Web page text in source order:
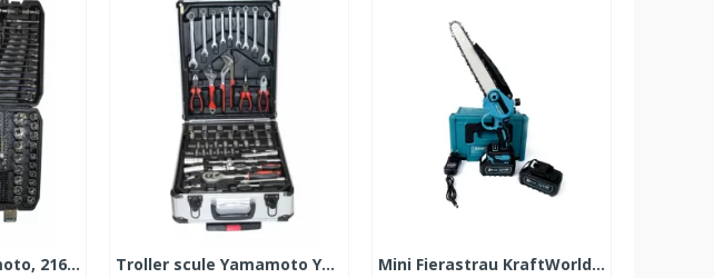
Trusa Chei Yamamoto, 216 piese Troller scule Yamamoto YM-399, 399 Piese Mini Fierastrau KraftWorld GXT cu 2 Acumulatori, 38V, 10Ah, Lama 18 CM